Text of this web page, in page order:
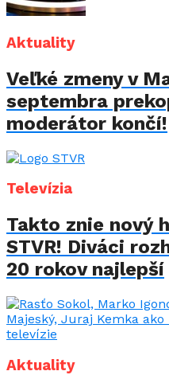
Aktuality
Veľké zmeny v
septembra
moderátor končí!
Televízia
Takto znie nový
STVR! Diváci
20 rokov najlepší
Aktuality